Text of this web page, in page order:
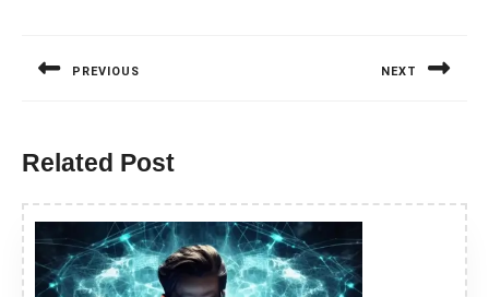
PREVIOUS NEXT
Related Post